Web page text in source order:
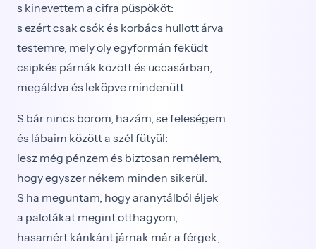
s kinevettem a cifra püspököt:
s ezért csak csók és korbács hullott árva
testemre, mely oly egyformán feküdt
csipkés párnák között és uccasárban,
megáldva és leköpve mindenütt.
S bár nincs borom, hazám, se feleségem
és lábaim között a szél fütyül:
lesz még pénzem és biztosan remélem,
hogy egyszer nékem minden sikerül.
S ha meguntam, hogy aranytálból éljek
a palotákat megint otthagyom,
hasamért kánkánt járnak már a férgek,